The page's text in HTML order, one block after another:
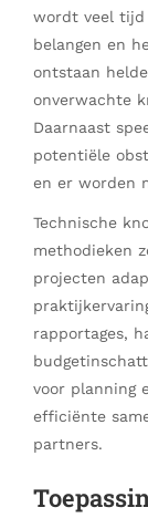
wordt veel tijd
belangen en
ontstaan
onverwachte
Daarnaast
potentiële
en er worden
Technische
methodieken
projecten
rapportages,
voor planning
efficiënte
partners.